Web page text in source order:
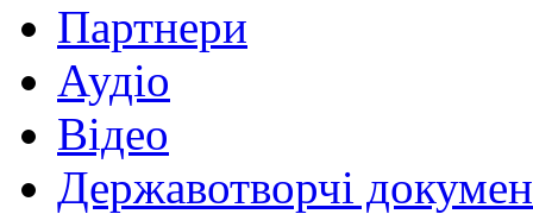
Партнери
Аудіо
Відео
Державотворчі